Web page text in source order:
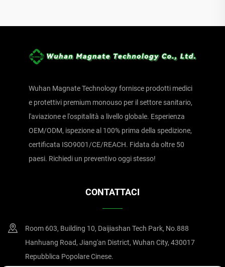
Wuhan Magnate Technology fornisce prodotti medici
e protettivi premium monouso per il settore sanitario,
l'aviazione e l'ospitalità a livello globale. Esperienza
OEM/ODM, ispezione al 100% prima della spedizione,
certificata ISO9001/CE/REACH. Fidata da oltre 50
paesi. Richiedi un preventivo oggi stesso!
CONTATTACI
Room 603, Building 10, Daijiashan Tech Park, No.888
Hanhuang Road, Jiang'an District, Wuhan City, 430017
Repubblica Popolare Cinese.